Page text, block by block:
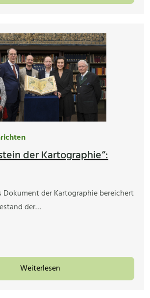
der Kartographie“:
Dokument der Kartographie bereichert
der…
Weiterlesen